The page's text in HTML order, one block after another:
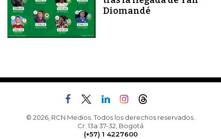
Diomandé
© 2026, RCN Medios. Todos los derechos reservados.
Cr. 13a 37-32, Bogotá
(+57) 1 4227600